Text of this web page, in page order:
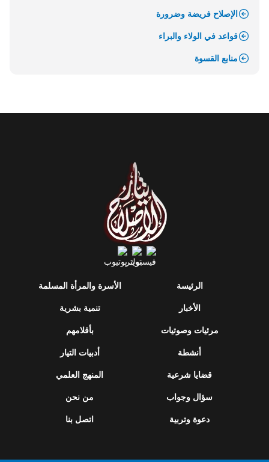
الإصلاح فريضة وضرورة
قواعد في الولاء والبراء
منابع القسوة
الرئيسة
الأخبار
مرئيات وصوتيات
أنشطة
قضايا شرعية
سؤال وجواب
دعوة وتربية
الأسرة والمرأة المسلمة
تنمية بشرية
بأقلامهم
أدبيات التيار
المنهج العلمي
من نحن
اتصل بنا